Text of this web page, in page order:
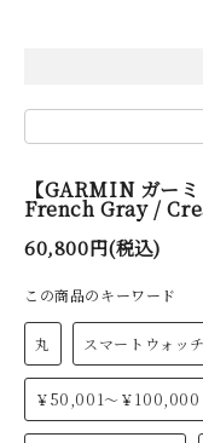
【GARMIN ガー
French Gray /
60,800円(税込)
この商品のキーワード
丸 スマートウォッチ
￥50,001～￥100,000